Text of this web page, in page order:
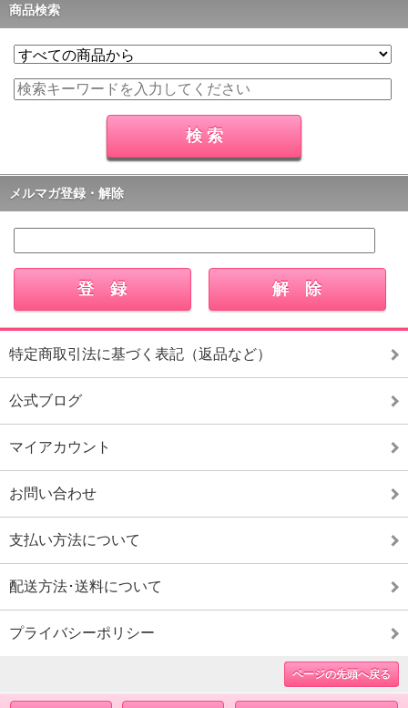
商品検索
メルマガ登録・解除
特定商取引法に基づく表記（返品など）
公式ブログ
マイアカウント
お問い合わせ
支払い方法について
配送方法･送料について
プライバシーポリシー
ページの先頭へ戻る